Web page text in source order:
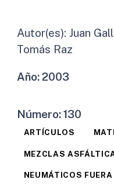
Autor(es): Juan
Tomás Raz
Año:2003
Número:130
ARTÍCULOS
MEZCLAS
NEUMÁTICOS FUERA